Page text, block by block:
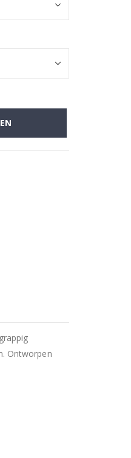
Ontworpen